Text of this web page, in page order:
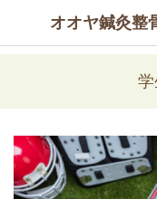
オオヤ鍼灸整